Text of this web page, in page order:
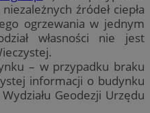
źródeł ciepła
ogrzewania w jednym
własności nie jest
– w przypadku braku
informacji o budynku
Geodezji Urzędu